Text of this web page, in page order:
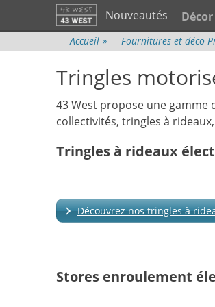
Menu principal
Aller
au
contenu
Nouveautés
Accueil » Fournitures et déco
Tringles
43 West propose une gamme
collectivités, tringles à
Tringles à rideaux
Découvrez nos tringles à
Stores enroulement